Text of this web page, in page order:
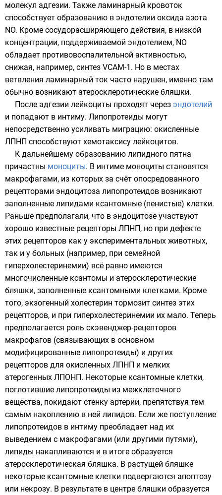
молекул адгезии. Также ламинарный кровоток
способствует образованию в эндотелии оксида азота
NO. Кроме сосудорасширяющего действия, в низкой
концентрации, поддерживаемой эндотелием, NO
обладает противовоспалительной активностью,
снижая, например, синтез VCAM-1. Но в местах
ветвления ламинарный ток часто нарушен, именно там
обычно возникают атеросклеротические бляшки.
После адгезии лейкоциты проходят через эндотелий
и попадают в интиму. Липопротеиды могут
непосредственно усиливать миграцию: окисленные
ЛПНП способствуют хемотаксису лейкоцитов.
К дальнейшему образованию липидного пятна
причастны моноциты. В интиме моноциты становятся
макрофагами, из которых за счёт опосредованного
рецепторами эндоцитоза липопротеидов возникают
заполненные липидами ксантомные (пенистые) клетки.
Раньше предполагали, что в эндоцитозе участвуют
хорошо известные рецепторы ЛПНП, но при дефекте
этих рецепторов как у экспериментальных животных,
так и у больных (например, при семейной
гиперхолестеринемии) всё равно имеются
многочисленные ксантомы и атеросклеротические
бляшки, заполненные ксантомными клетками. Кроме
того, экзогенный холестерин тормозит синтез этих
рецепторов, и при гиперхолестеринемии их мало. Теперь
предполагается роль скэвенджер-рецепторов
макрофагов (связывающих в основном
модифицированные липопротеиды) и других
рецепторов для окисленных ЛПНП и мелких
атерогенных ЛПОНП. Некоторые ксантомные клетки,
поглотившие липопротеиды из межклеточного
вещества, покидают стенку артерии, препятствуя тем
самым накоплению в ней липидов. Если же поступление
липопротеидов в интиму преобладает над их
выведением с макрофагами (или другими путями),
липиды накапливаются и в итоге образуется
атеросклеротическая бляшка. В растущей бляшке
некоторые ксантомные клетки подвергаются апоптозу
или некрозу. В результате в центре бляшки образуется